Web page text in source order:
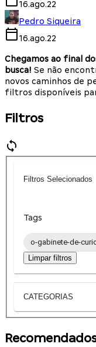
16.ago.22
Pedro Siqueira
16.ago.22
Chegamos ao final
busca! Se não
novos caminhos de
filtros disponíveis
Filtros
Filtros Selecionados
Tags
o-gabinete-de-
Limpar filtros
CATEGORIAS